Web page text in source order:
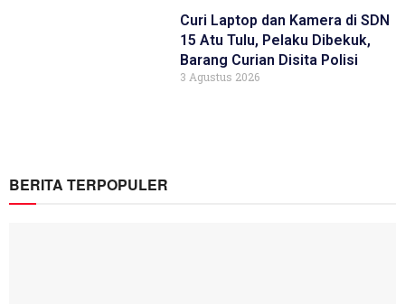
Curi Laptop dan Kamera di SDN
15 Atu Tulu, Pelaku Dibekuk,
Barang Curian Disita Polisi
3 Agustus 2026
BERITA TERPOPULER